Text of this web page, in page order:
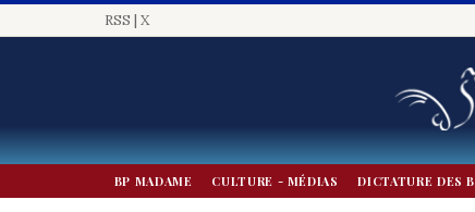
RSS | X
BP MADAME CULTURE - MÉDIAS DICTATURE DES